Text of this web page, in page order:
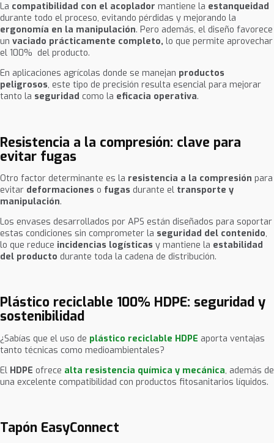
La compatibilidad con el acoplador mantiene la estanqueidad
durante todo el proceso, evitando pérdidas y mejorando la
ergonomía en la manipulación. Pero además, el diseño favorece
un vaciado prácticamente completo, lo que permite aprovechar
el 100% del producto.
En aplicaciones agrícolas donde se manejan productos
peligrosos, este tipo de precisión resulta esencial para mejorar
tanto la seguridad como la eficacia operativa.
Resistencia a la compresión: clave para
evitar fugas
Otro factor determinante es la resistencia a la compresión para
evitar deformaciones o fugas durante el transporte y
manipulación.
Los envases desarrollados por APS están diseñados para soportar
estas condiciones sin comprometer la seguridad del contenido,
lo que reduce incidencias logísticas y mantiene la estabilidad
del producto durante toda la cadena de distribución.
Plástico reciclable 100% HDPE: seguridad y
sostenibilidad
¿Sabías que el uso de plástico reciclable HDPE aporta ventajas
tanto técnicas como medioambientales?
El HDPE ofrece alta resistencia química y mecánica, además de
una excelente compatibilidad con productos fitosanitarios líquidos.
Tapón EasyConnect